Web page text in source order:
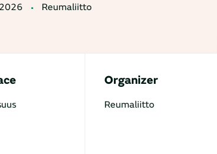
Reumaliitto
Organizer
Reumaliitto